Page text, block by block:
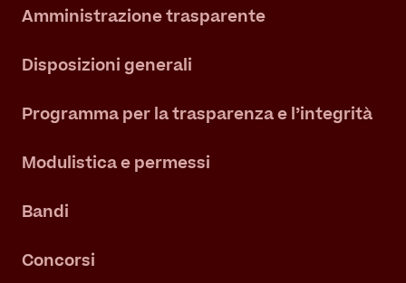
Amministrazione trasparente
Disposizioni generali
Programma per la trasparenza e l’integrità
Modulistica e permessi
Bandi
Concorsi